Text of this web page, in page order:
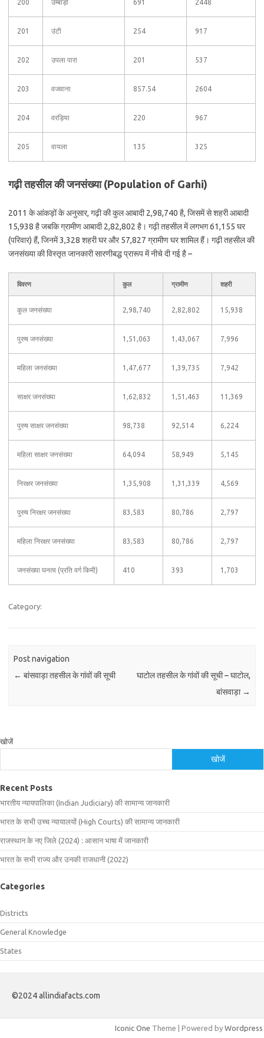
200 उम्बाड़ा 691 2448
201 उंटी 254 917
202 उपला पारा 201 537
203 वजवाना 857.54 2604
204 वरड़िया 220 967
205 वायला 135 325
गढ़ी तहसील की जनसंख्या (Population of Garhi)
2011 के आंकड़ों के अनुसार, गढ़ी की कुल आबादी 2,98,740 है, जिसमें से शहरी आबादी
15,938 है जबकि ग्रामीण आबादी 2,82,802 है। गढ़ी तहसील में लगभग 61,155 घर
(परिवार) हैं, जिनमें 3,328 शहरी घर और 57,827 ग्रामीण घर शामिल हैं। गढ़ी तहसील की
जनसंख्या की विस्तृत जानकारी सारणीबद्ध प्रारूप में नीचे दी गई है –
विवरण कुल ग्रामीण शहरी
कुल जनसंख्या 2,98,740 2,82,802 15,938
पुरुष जनसंख्या 1,51,063 1,43,067 7,996
महिला जनसंख्या 1,47,677 1,39,735 7,942
साक्षर जनसंख्या 1,62,832 1,51,463 11,369
पुरुष साक्षर जनसंख्या 98,738 92,514 6,224
महिला साक्षर जनसंख्या 64,094 58,949 5,145
निरक्षर जनसंख्या 1,35,908 1,31,339 4,569
पुरुष निरक्षर जनसंख्या 83,583 80,786 2,797
महिला निरक्षर जनसंख्या 83,583 80,786 2,797
जनसंख्या घनत्व (प्रति वर्ग किमी) 410 393 1,703
Category:
Post navigation
← बांसवाड़ा तहसील के गांवों की सूची
घाटोल तहसील के गांवों की सूची – घाटोल,
बांसवाड़ा →
खोजें
खोजें
Recent Posts
भारतीय न्यायपालिका (Indian Judiciary) की सामान्य जानकारी
भारत के सभी उच्च न्यायालयों (High Courts) की सामान्य जानकारी
राजस्थान के नए जिले (2024) : आसान भाषा में जानकारी
भारत के सभी राज्य और उनकी राजधानी (2022)
Categories
Districts
General Knowledge
States
©2024 allindiafacts.com
Iconic One Theme | Powered by Wordpress